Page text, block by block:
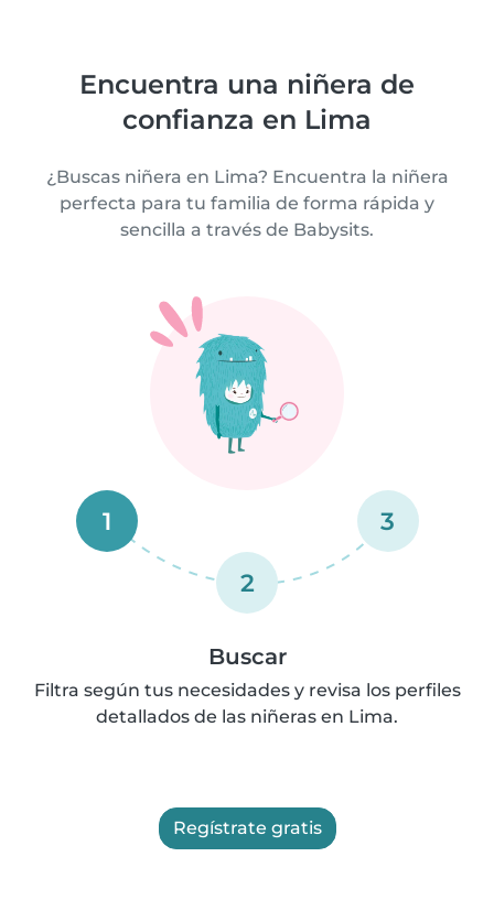
Encuentra una niñera de
confianza en Lima
¿Buscas niñera en Lima? Encuentra la niñera
perfecta para tu familia de forma rápida y
sencilla a través de Babysits.
1
2
3
Buscar
Filtra según tus necesidades y revisa los perfiles
detallados de las niñeras en Lima.
Regístrate gratis